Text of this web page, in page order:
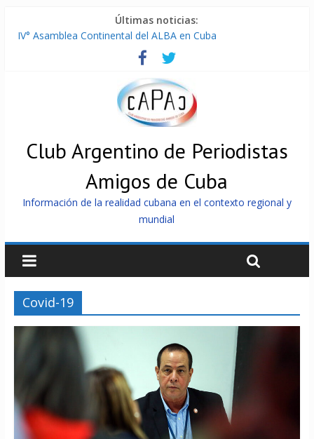
Últimas noticias:
IV° Asamblea Continental del ALBA en Cuba
ONU gestiona con “varios países interesados” envío de
Cuba, la «Gaza silenciosa»
Encuentro de Partidos Comunistas y Obreros en Cuba
China envía a Cuba sistemas 5.000 fotovoltaicos
Club Argentino de Periodistas
Amigos de Cuba
Información de la realidad cubana en el contexto regional y
mundial
Covid-19